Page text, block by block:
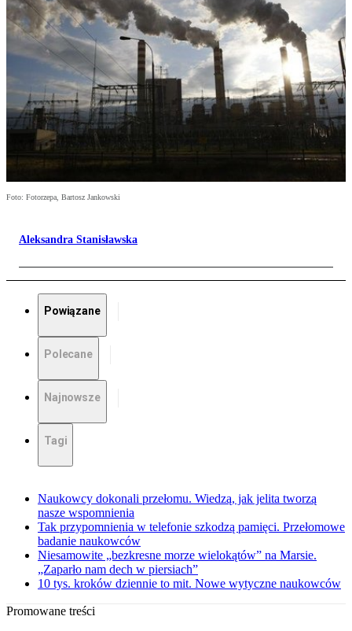
Foto: Fotorzepa, Bartosz Jankowski
Aleksandra Stanisławska
Powiązane
Polecane
Najnowsze
Tagi
Naukowcy dokonali przełomu. Wiedzą, jak jelita tworzą
nasze wspomnienia
Tak przypomnienia w telefonie szkodzą pamięci. Przełomowe
badanie naukowców
Niesamowite „bezkresne morze wielokątów” na Marsie.
„Zaparło nam dech w piersiach”
10 tys. kroków dziennie to mit. Nowe wytyczne naukowców
Promowane treści